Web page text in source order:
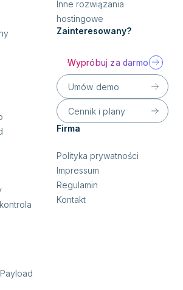
Inne rozwiązania
hostingowe
Zainteresowany?
Wypróbuj za darmo
Umów demo
Cennik i plany
Firma
Polityka prywatności
Impressum
Regulamin
Kontakt